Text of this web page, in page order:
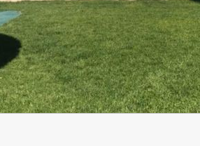
de este sitio web se usan para
y analizar el tráfico. Además,
nuestros partners de redes
con otra información que les haya
de sus servicios.